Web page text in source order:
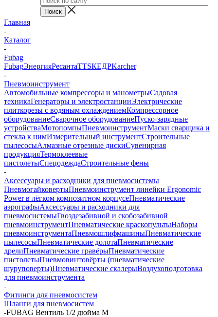
Главная
-
Каталог
-
Fubag
FubagЭнергияРесантаTTSКЕДРKarcher
-
Пневмоинструмент
Автомобильные компрессоры и манометрыСадовая
техникаГенераторы и электростанцииЭлектрические
плиткорезы с водяным охлаждениемКомпрессорное
оборудованиеСварочное оборудованиеПуско-зарядные
устройстваМотопомпыПневмоинструментМаски сварщика и
стекла к нимИзмерительный инструментСтроительные
пылесосыАлмазные отрезные дискиСувенирная
продукцияТермоклеевые
пистолетыСпецодеждаСтроительные фены
-
Аксессуары и расходники для пневмосистемы
ПневмогайковертыПневмоинструмент линейки Ergonomic
Power в лёгком композитном корпусеПневматические
аэрографыАксессуары и расходники для
пневмосистемыГвоздезабивной и скобозабивной
пневмоинструментПневматические краскопультыНаборы
пневмоинструментаПневмошлифмашиныПневматические
пылесосыПневматические долотаПневматические
дрелиПневматические гравёрыПневматические
пистолетыПневмовинтовёрты (пневматические
шуруповерты)Пневматические скалерыВоздухоподготовка
для пневмоинструмента
-
Фитинги для пневмосистем
Шланги для пневмосистем
-FUBAG Вентиль 1/2 дюйма М